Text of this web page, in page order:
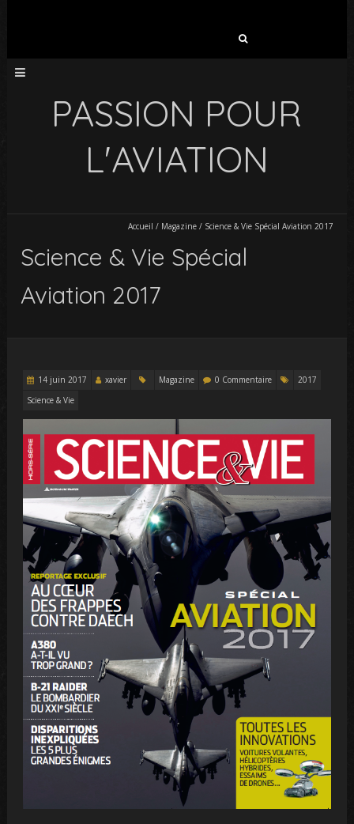
PASSION POUR
L'AVIATION
Accueil / Magazine/ Science & Vie Spécial Aviation 2017
Science & Vie Spécial
Aviation 2017
14 juin 2017 xavier Magazine 0 Commentaire
2017
Science & Vie